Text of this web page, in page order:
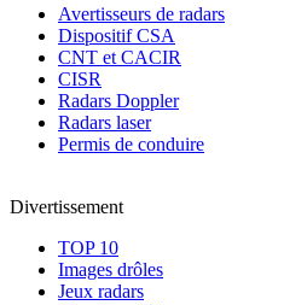
Avertisseurs de radars
Dispositif CSA
CNT et CACIR
CISR
Radars Doppler
Radars laser
Permis de conduire
Divertissement
TOP 10
Images drôles
Jeux radars